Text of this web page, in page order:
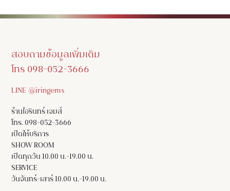
สอบถามข้อมูลเพิ่มเติม
โทร 098-052-3666
LINE @iringems
ร้านไอรินทร์ เจมส์
โทร. 098-052-3666
เปิดให้บริการ
SHOW ROOM
เปิดทุกวัน 10.00 น.-19.00 น.
SERVICE
วันจันทร์-เสาร์ 10.00 น.-19.00 น.